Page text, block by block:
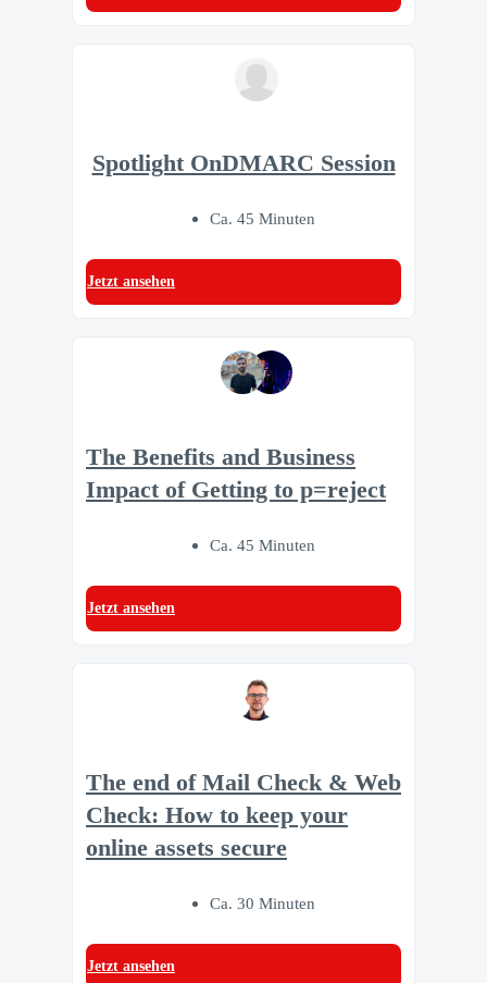
Spotlight OnDMARC Session
Ca. 45 Minuten
Jetzt ansehen
The Benefits and Business
Impact of Getting to p=reject
Ca. 45 Minuten
Jetzt ansehen
The end of Mail Check & Web
Check: How to keep your
online assets secure
Ca. 30 Minuten
Jetzt ansehen